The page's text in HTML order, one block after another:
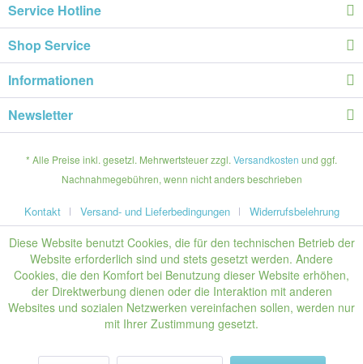
Service Hotline
Shop Service
Informationen
Newsletter
* Alle Preise inkl. gesetzl. Mehrwertsteuer zzgl. Versandkosten und ggf.
Nachnahmegebühren, wenn nicht anders beschrieben
Kontakt Versand- und Lieferbedingungen Widerrufsbelehrung
Diese Website benutzt Cookies, die für den technischen Betrieb der
Website erforderlich sind und stets gesetzt werden. Andere
Cookies, die den Komfort bei Benutzung dieser Website erhöhen,
der Direktwerbung dienen oder die Interaktion mit anderen
Websites und sozialen Netzwerken vereinfachen sollen, werden nur
mit Ihrer Zustimmung gesetzt.